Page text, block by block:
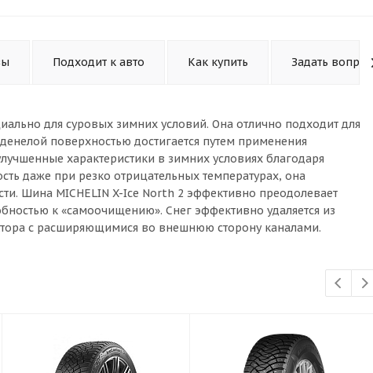
Подходит к авто Как купить Задать вопрос
для суровых зимних условий. Она отлично подходит для
поверхностью достигается путем применения
характеристики в зимних условиях благодаря
даже при резко отрицательных температурах, она
Шина MICHELIN X-Ice North 2 эффективно преодолевает
к «самоочищению». Снег эффективно удаляется из
с расширяющимися во внешнюю сторону каналами.